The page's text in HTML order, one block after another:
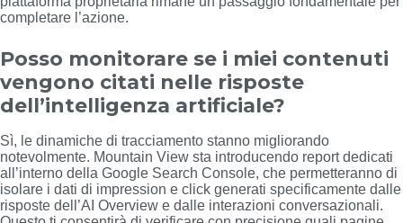
completare l’azione.
Posso monitorare se i miei contenuti
vengono citati nelle risposte
dell’intelligenza artificiale?
Sì, le dinamiche di tracciamento stanno migliorando
notevolmente. Mountain View sta introducendo report dedicati
all’interno della Google Search Console, che permetteranno di
isolare i dati di impression e click generati specificamente dalle
risposte dell’AI Overview e dalle interazioni conversazionali.